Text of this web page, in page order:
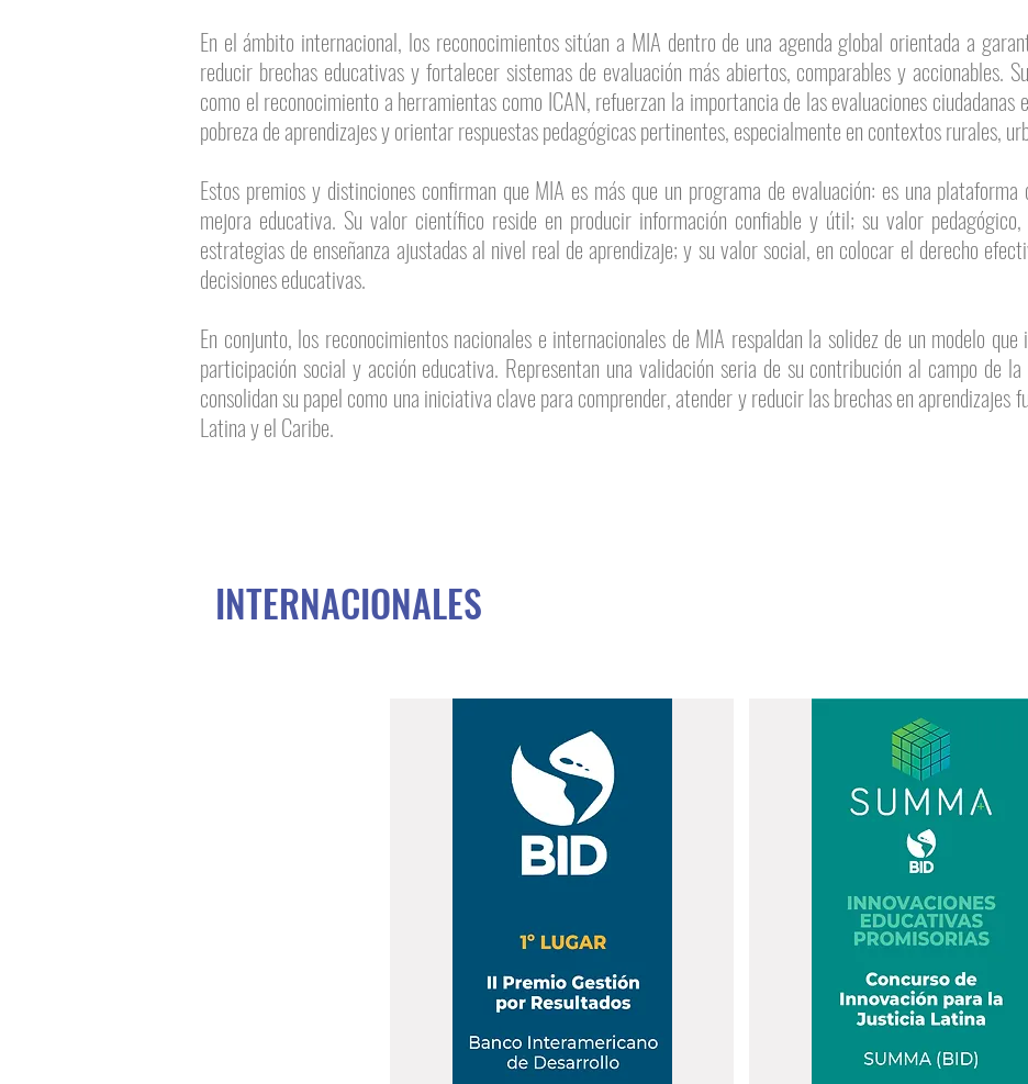
En el ámbito internacional, los reconocimientos sitúan a MIA dentro de una agenda global orientada a
reducir brechas educativas y fortalecer sistemas de evaluación más abiertos, comparables y accionables.
como el reconocimiento a herramientas como ICAN, refuerzan la importancia de las evaluaciones ciudadanas
pobreza de aprendizajes y orientar respuestas pedagógicas pertinentes, especialmente en contextos rurales,
Estos premios y distinciones confirman que MIA es más que un programa de evaluación: es una
mejora educativa. Su valor científico reside en producir información confiable y útil; su valor
estrategias de enseñanza ajustadas al nivel real de aprendizaje; y su valor social, en colocar el derecho
decisiones educativas.
En conjunto, los reconocimientos nacionales e internacionales de MIA respaldan la solidez de un modelo
participación social y acción educativa. Representan una validación seria de su contribución al campo de
consolidan su papel como una iniciativa clave para comprender, atender y reducir las brechas en aprendizajes
Latina y el Caribe.
INTERNACIONALES